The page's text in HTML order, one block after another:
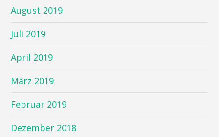
August 2019
Juli 2019
April 2019
März 2019
Februar 2019
Dezember 2018